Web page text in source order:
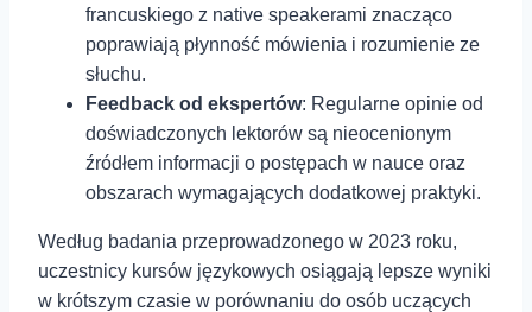
francuskiego z native speakerami ⁤znacząco
poprawiają płynność mówienia i rozumienie ze
słuchu.
Feedback od ekspertów: Regularne opinie od
doświadczonych lektorów ‍są nieocenionym⁣
źródłem informacji⁣ o postępach w nauce oraz
obszarach wymagających ⁣dodatkowej praktyki.
Według badania przeprowadzonego w 2023 roku,⁢
uczestnicy kursów językowych osiągają lepsze wyniki
w krótszym czasie w porównaniu do osób uczących